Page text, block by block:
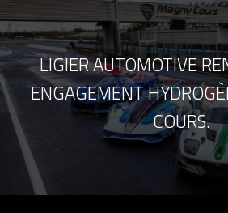
LIGIER AUTOMOTIVE
ENGAGEMENT
COURS.